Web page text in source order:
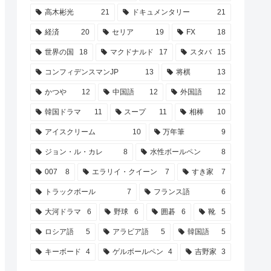
高木彬光 21 ドキュメンタリー 21
経済 20 セリア 19 FX 18
世界の国 18 マクドナルド 17 スタバ 15
コンフィデンスマンJP 13 将棋 13
かつや 12 中国語 12 外国語 12
韓国ドラマ 11 スープ 11 相棒 10
アイスクリーム 10 万年筆 9
ジョン・ル・カレ 8 水性ボールペン 8
007 8 エラリイ・クイーン 7 すき家 7
トラックボール 7 フランス語 6
大河ドラマ 6 野球 6 囲碁 6 靴 5
ロシア語 5 アラビア語 5 韓国語 5
キーボード 4 ゲルボールペン 4 吉野家 3